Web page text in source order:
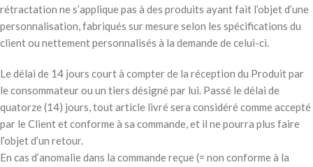
rétractation ne s’applique pas à des produits ayant fait l’objet d’une
personnalisation, fabriqués sur mesure selon les spécifications du
client ou nettement personnalisés à la demande de celui-ci.
Le délai de 14 jours court à compter de la réception du Produit par
le consommateur ou un tiers désigné par lui. Passé le délai de
quatorze (14) jours, tout article livré sera considéré comme accepté
par le Client et conforme à sa commande, et il ne pourra plus faire
l’objet d’un retour.
En cas d’anomalie dans la commande reçue (= non conforme à la